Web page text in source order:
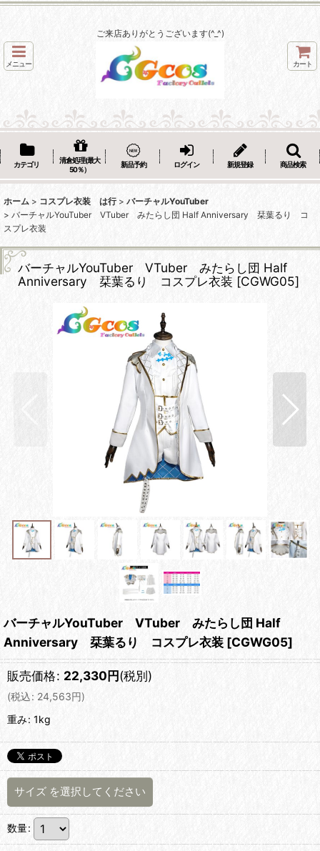
ご来店ありがとうございます(^_^)
メニュー カート
カテゴリ
清倉処理(最大
50％）
新品予約 ログイン 新規登録 商品検索
ホーム > コスプレ衣装 は行 > バーチャルYouTuber
> バーチャルYouTuber VTuber みたらし団 Half Anniversary 栞葉るり コ
スプレ衣装
バーチャルYouTuber VTuber みたらし団 Half
Anniversary 栞葉るり コスプレ衣装 [CGWG05]
バーチャルYouTuber VTuber みたらし団 Half
Anniversary 栞葉るり コスプレ衣装 [CGWG05]
販売価格: 22,330円(税別)
(税込: 24,563円)
重み: 1kg
サイズ を選択してください
数量: